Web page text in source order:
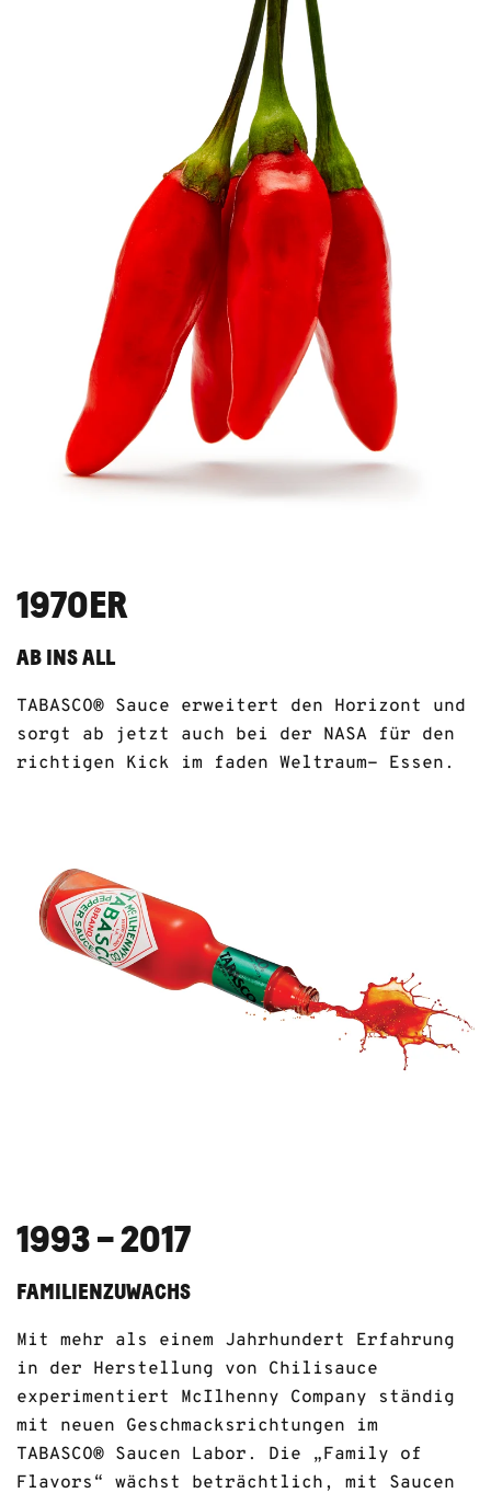
1970ER
AB INS ALL
TABASCO® Sauce erweitert den Horizont und
sorgt ab jetzt auch bei der NASA für den
richtigen Kick im faden Weltraum- Essen.
1993 – 2017
FAMILIENZUWACHS
Mit mehr als einem Jahrhundert Erfahrung
in der Herstellung von Chilisauce
experimentiert McIlhenny Company ständig
mit neuen Geschmacksrichtungen im
TABASCO® Saucen Labor. Die „Family of
Flavors“ wächst beträchtlich, mit Saucen